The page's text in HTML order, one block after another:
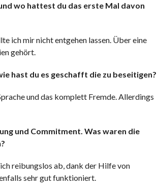
wo hattest du das erste Mal davon
ich mir nicht entgehen lassen. Über eine
gehört.
hast du es geschafft die zu beseitigen?
und das komplett Fremde. Allerdings
und Commitment. Was waren die
reibungslos ab, dank der Hilfe von
sehr gut funktioniert.